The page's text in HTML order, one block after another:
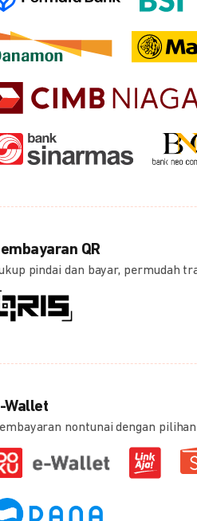
QR
pindai dan bayar, permudah
Wallet
nontunai dengan